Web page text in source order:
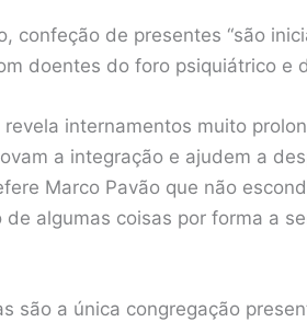
confeção de presentes “são
doentes do foro psiquiátrico e
internamentos muito
a integração e ajudem a
Marco Pavão que não
algumas coisas por forma a
são a única congregação